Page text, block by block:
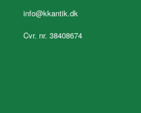
info@kkantik.dk
Cvr. nr. 38408674